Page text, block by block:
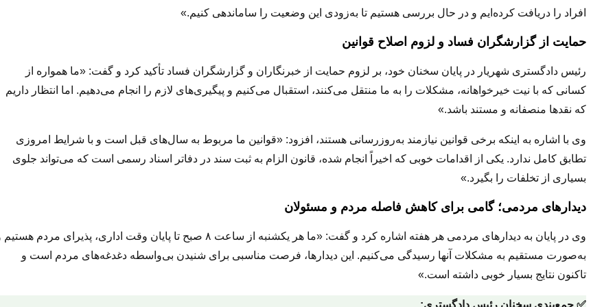
افراد را دریافت کرده‌ایم و در حال بررسی هستیم تا به‌زودی این وضعیت را ساماندهی کنیم.»
حمایت از گزارشگران فساد و لزوم اصلاح قوانین
رئیس دادگستری شهریار در پایان سخنان خود، بر لزوم حمایت از خبرنگاران و گزارشگران فساد تأکید کرد و گفت: «ما همواره از
کسانی که با نیت خیرخواهانه، مشکلات را به ما منتقل می‌کنند، استقبال می‌کنیم و پیگیری‌های لازم را انجام می‌دهیم. اما انتظار داریم
که نقدها منصفانه و مستند باشد.»
وی با اشاره به اینکه برخی قوانین نیازمند به‌روزرسانی هستند، افزود: «قوانین ما مربوط به سال‌های قبل است و با شرایط امروزی
تطابق کامل ندارد. یکی از اقدامات خوبی که اخیراً انجام شده، قانون الزام به ثبت سند در دفاتر اسناد رسمی است که می‌تواند جلوی
بسیاری از تخلفات را بگیرد.»
دیدارهای مردمی؛ گامی برای کاهش فاصله مردم و مسئولان
وی در پایان به دیدارهای مردمی هر هفته اشاره کرد و گفت: «ما هر یکشنبه از ساعت ۸ صبح تا پایان وقت اداری، پذیرای مردم
به‌صورت مستقیم به مشکلات آنها رسیدگی می‌کنیم. این دیدارها، فرصت مناسبی برای شنیدن بی‌واسطه دغدغه‌های مردم است و
تاکنون نتایج بسیار خوبی داشته است.»
✅ جمع‌بندی سخنان رئیس دادگستری: